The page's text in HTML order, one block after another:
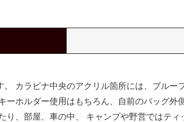
カラビナ中央のアクリル箇所には、ブルー
ホルダー使用はもちろん、自前のバッグ外
、部屋、車の中、 キャンプや野営ではテ